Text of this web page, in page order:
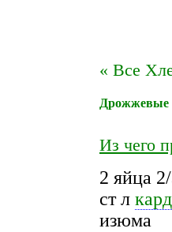
« Все
Дрожжевые
Из чего
2 яйца
ст л
изюма